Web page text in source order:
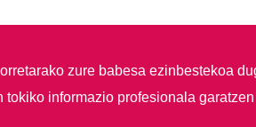
zure babesa ezinbestekoa
informazio profesionala garatzen